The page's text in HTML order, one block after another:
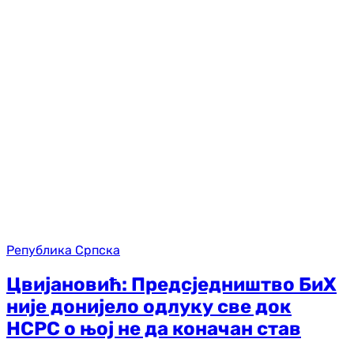
Република Српска
Цвијановић: Предсједништво БиХ
није донијело одлуку све док
НСРС о њој не да коначан став